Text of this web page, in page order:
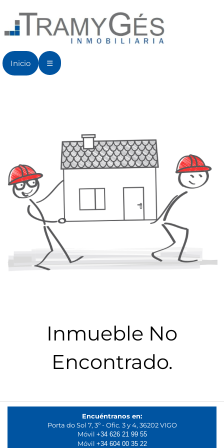
Inicio ☰
Inmueble No
Encontrado.
Encuéntranos en:
Porta do Sol 7, 3º - Ofic. 3 y 4, 36202 VIGO
Móvil +34 626 21 99 55
Móvil +34 604 00 35 22